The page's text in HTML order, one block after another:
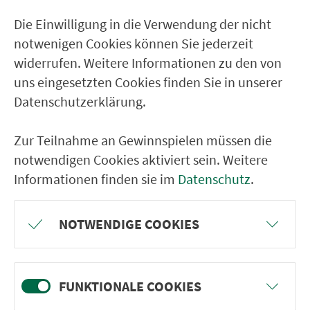
Suchen
Ver­kehrs­ver­bund Groß­raum
Nürn­berg
Die Einwilligung in die Verwendung der nicht
notwenigen Cookies können Sie jederzeit
widerrufen. Weitere Informationen zu den von
uns eingesetzten Cookies finden Sie in unserer
Datenschutzerklärung.
Zur Teilnahme an Gewinnspielen müssen die
notwendigen Cookies aktiviert sein. Weitere
Informationen finden sie im Datenschutz.
NOTWENDIGE COOKIES
FUNKTIONALE COOKIES